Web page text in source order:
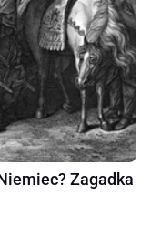
Zagadka